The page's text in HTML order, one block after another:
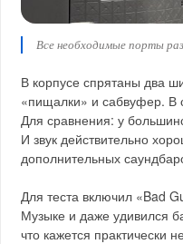
Все необходимые порты
В корпусе спрятаны два
«пищалки» и сабвуфер. В
Для сравнения: у
И звук действительно
дополнительных
Для теста включил «Bad
Музыке и даже удивился
что кажется практически